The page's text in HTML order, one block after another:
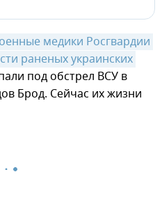
медики Росгвардии
раненых украинских
под обстрел ВСУ в
Брод. Сейчас их жизни